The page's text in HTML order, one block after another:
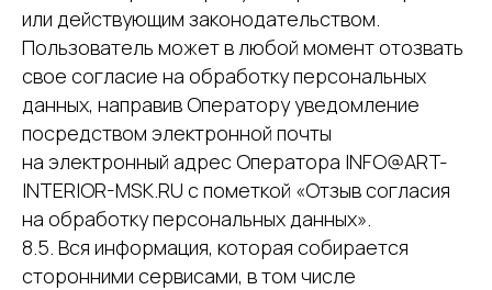
или действующим законодательством.
Пользователь может в любой момент отозвать
свое согласие на обработку персональных
данных, направив Оператору уведомление
посредством электронной почты
на электронный адрес Оператора INFO@ART-
INTERIOR-MSK.RU с пометкой «Отзыв согласия
на обработку персональных данных».
8.5. Вся информация, которая собирается
сторонними сервисами, в том числе